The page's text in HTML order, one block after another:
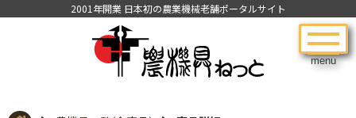
menu
2001年開業 日本初の農業機械老舗ポータルサイト